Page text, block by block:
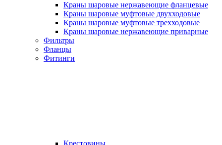
Краны шаровые нержавеющие фланцевые
Краны шаровые муфтовые двухходовые
Краны шаровые муфтовые трехходовые
Краны шаровые нержавеющие приварные
Фильтры
Фланцы
Фитинги